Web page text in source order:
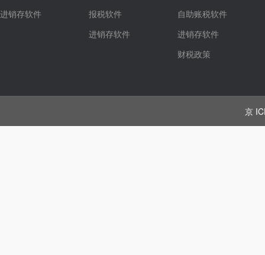
进销存软件
报税软件
进销存软件
自助账税软件
进销存软件
财税政策
京